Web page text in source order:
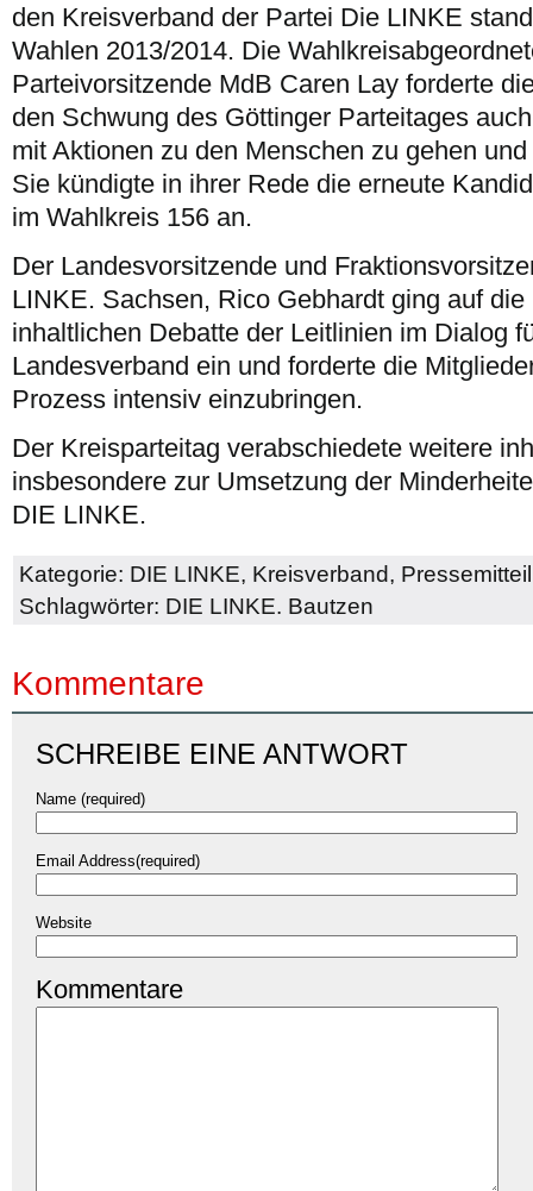
den Kreisverband der Partei Die LINKE
Wahlen 2013/2014. Die
Parteivorsitzende MdB Caren Lay forderte
den Schwung des Göttinger Parteitages
mit Aktionen zu den Menschen zu gehen
Sie kündigte in ihrer Rede die erneute
im Wahlkreis 156 an.
Der Landesvorsitzende und
LINKE. Sachsen, Rico Gebhardt ging auf
inhaltlichen Debatte der Leitlinien im Dialog
Landesverband ein und forderte die
Prozess intensiv einzubringen.
Der Kreisparteitag verabschiedete weitere
insbesondere zur Umsetzung der
DIE LINKE.
Kategorie: DIE LINKE, Kreisverband,
Schlagwörter: DIE LINKE. Bautzen
Kommentare
SCHREIBE EINE ANTWORT
Name (required)
Email Address(required)
Website
Kommentare